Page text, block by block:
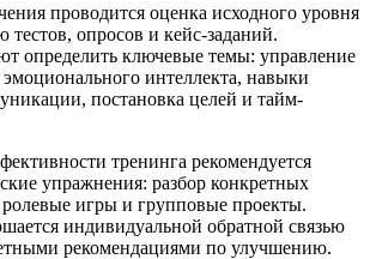
проводится оценка исходного уровня
опросов и кейс-заданий.
определить ключевые темы: управление
эмоционального интеллекта, навыки
постановка целей и тайм-
тренинга рекомендуется
упражнения: разбор конкретных
игры и групповые проекты.
индивидуальной обратной связью
рекомендациями по улучшению.